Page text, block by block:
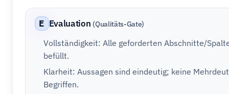
E Evaluation (Qualitäts-Gate)
Vollständigkeit: Alle geforderten Abschnitte/
befüllt.
Klarheit: Aussagen sind eindeutig; keine
Begriffen.